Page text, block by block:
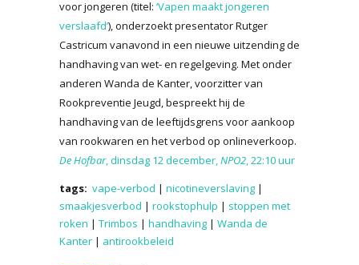
voor jongeren (titel: ‘Vapen maakt jongeren
verslaafd’), onderzoekt presentator Rutger
Castricum vanavond in een nieuwe uitzending de
handhaving van wet- en regelgeving. Met onder
anderen Wanda de Kanter, voorzitter van
Rookpreventie Jeugd, bespreekt hij de
handhaving van de leeftijdsgrens voor aankoop
van rookwaren en het verbod op onlineverkoop.
De Hofbar, dinsdag 12 december,NPO2, 22:10 uur
tags: vape-verbod | nicotineverslaving |
smaakjesverbod | rookstophulp | stoppen met
roken | Trimbos | handhaving | Wanda de
Kanter | antirookbeleid